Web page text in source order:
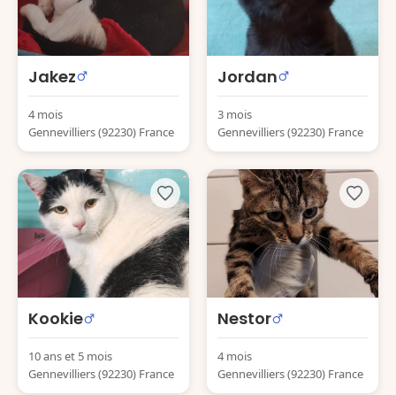
Jakez
4 mois
Gennevilliers (92230) France
Jordan
3 mois
Gennevilliers (92230) France
Kookie
10 ans et 5 mois
Gennevilliers (92230) France
Nestor
4 mois
Gennevilliers (92230) France